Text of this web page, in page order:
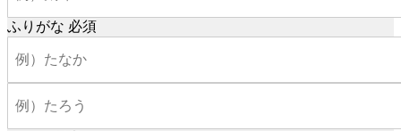
ふりがな 必須